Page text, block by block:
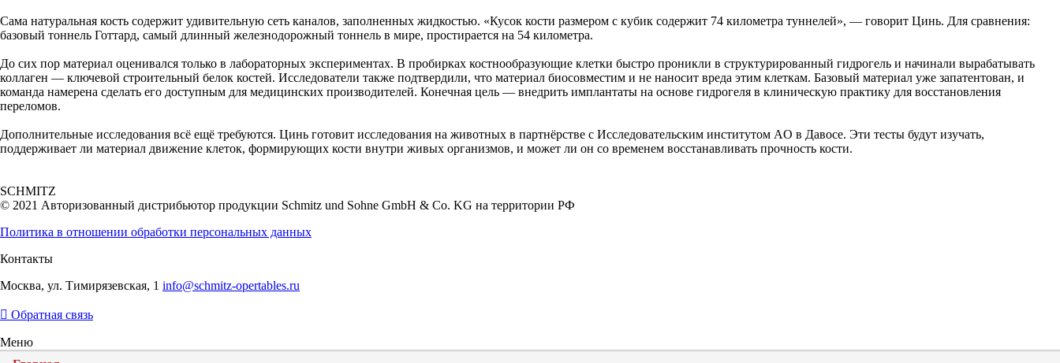
Сама натуральная кость содержит удивительную сеть каналов, заполненных жидкостью. «Кусок кости размером с кубик содержит 74 километра туннелей», — говорит Цинь. Для сравнения:
базовый тоннель Готтард, самый длинный железнодорожный тоннель в мире, простирается на 54 километра.
До сих пор материал оценивался только в лабораторных экспериментах. В пробирках костнообразующие клетки быстро проникли в структурированный гидрогель и начинали вырабатывать
коллаген — ключевой строительный белок костей. Исследователи также подтвердили, что материал биосовместим и не наносит вреда этим клеткам. Базовый материал уже запатентован, и
команда намерена сделать его доступным для медицинских производителей. Конечная цель — внедрить имплантаты на основе гидрогеля в клиническую практику для восстановления
переломов.
Дополнительные исследования всё ещё требуются. Цинь готовит исследования на животных в партнёрстве с Исследовательским институтом AO в Давосе. Эти тесты будут изучать,
поддерживает ли материал движение клеток, формирующих кости внутри живых организмов, и может ли он со временем восстанавливать прочность кости.
SCHMITZ
© 2021 Авторизованный дистрибьютор продукции Schmitz und Sohne GmbH & Co. KG на территории РФ
Политика в отношении обработки персональных данных
Контакты
Москва, ул. Тимирязевская, 1 info@schmitz-opertables.ru
Обратная связь
Меню